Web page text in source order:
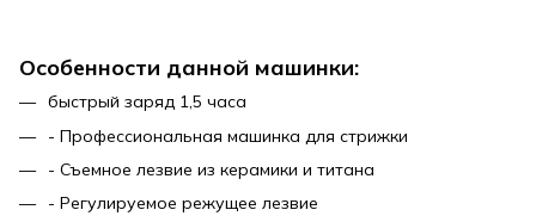
Особенности данной машинки:
быстрый заряд 1,5 часа
- Профессиональная машинка для стрижки
- Съемное лезвие из керамики и титана
- Регулируемое режущее лезвие